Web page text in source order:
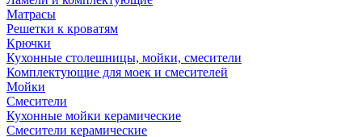
Матрасы
Решетки к кроватям
Крючки
Кухонные столешницы, мойки, смесители
Комплектующие для моек и смесителей
Мойки
Смесители
Кухонные мойки керамические
Смесители керамические